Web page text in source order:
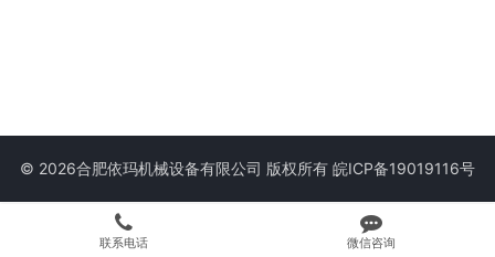
© 2026合肥依玛机械设备有限公司 版权所有 皖ICP备19019116号
联系电话 微信咨询